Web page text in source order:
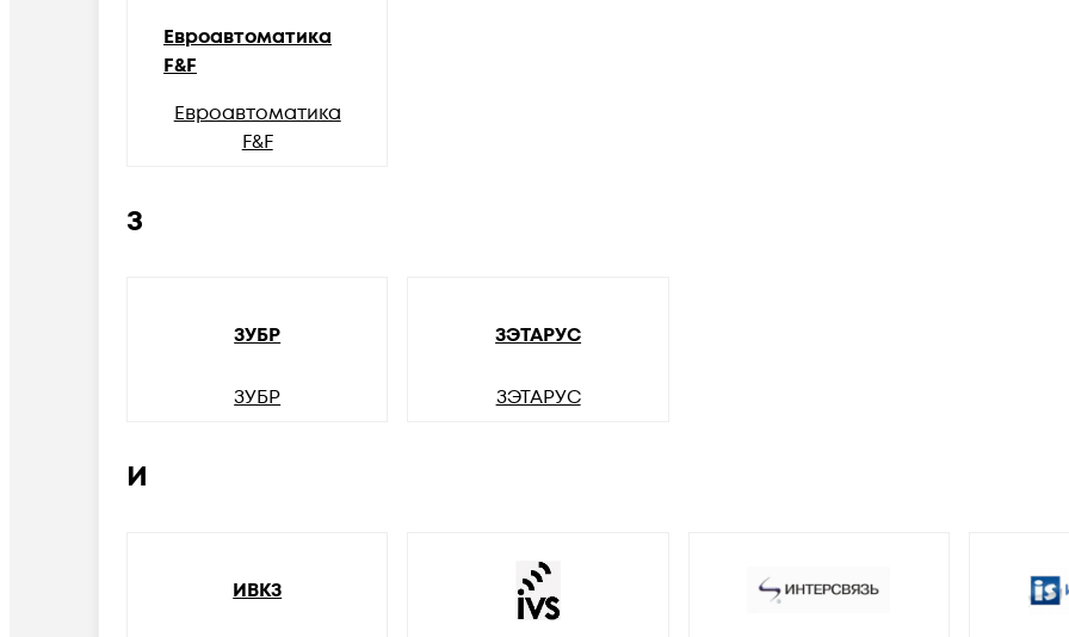
Евроавтоматика
F&F
Евроавтоматика
F&F
З
ЗУБР
ЗУБР
ЗЭТАРУС
ЗЭТАРУС
И
ИВКЗ